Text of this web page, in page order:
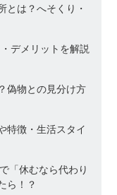
とは？へそくり・
デメリットを解説
偽物との見分け方
特徴・生活スタイ
「休むなら代わり
ら！？